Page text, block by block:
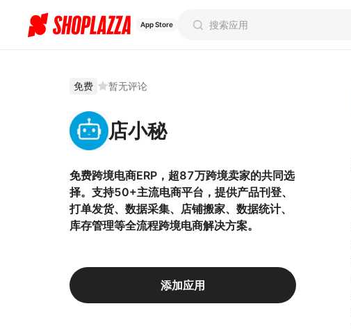
App Store
免费 暂无评论
店小秘
免费跨境电商ERP，超87万跨境卖家的共同选
择。支持50+主流电商平台，提供产品刊登、
打单发货、数据采集、店铺搬家、数据统计、
库存管理等全流程跨境电商解决方案。
添加应用